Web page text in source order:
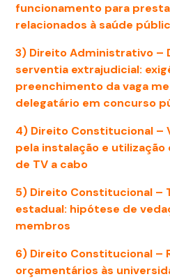
funcionamento para
relacionados à saúde
3) Direito Administrativo –
serventia extrajudicial:
preenchimento da vaga
delegatário em concurso
4) Direito Constitucional –
pela instalação e
de TV a cabo
5) Direito Constitucional –
estadual: hipótese de
membros
6) Direito Constitucional –
orçamentários às